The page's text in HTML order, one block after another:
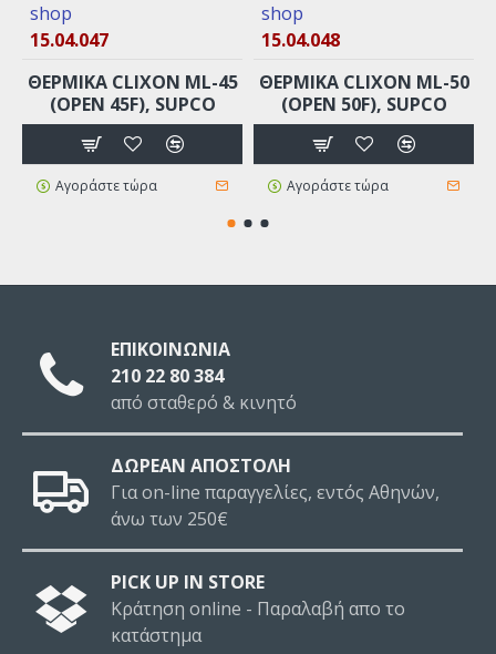
shop
15.04.047
ΘΕΡΜΙΚΑ CLIXON ML-45
(ΟΡΕΝ 45F), SUPCO
Αγοράστε τώρα
shop
15.04.048
ΘΕΡΜΙΚΑ CLIXON ML-50
(ΟΡΕΝ 50F), SUPCO
Αγοράστε τώρα
ΕΠΙΚΟΙΝΩΝΙΑ
210 22 80 384
από σταθερό & κινητό
ΔΩΡΕΑΝ ΑΠΟΣΤΟΛΗ
Για on-line παραγγελίες, εντός Αθηνών,
άνω των 250€
PICK UP IN STORE
Κράτηση online - Παραλαβή απο το
κατάστημα